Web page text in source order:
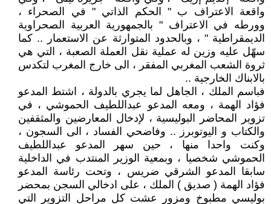
واقعة الاعتراف ب " الحكم الذاتي " في الصحراء ،
وورطه في الاعتراف " بالجمهورية العربية الصحراوية
الديمقراطية " ، وبالحدود المتوارثة عن الاستعمار .. كما
سهّل عليه وزين له عملية نقل العملة الصعبة ، التي هي
ثروة الشعب المغربي المفقر ، الى خارج المغرب لتكدس
بالابناك الخارجية ..
فباسم الملك ، الجاهل لما يجري بالدولة ، اشتط المدعو
فؤاد الهمة ، ومعه المدعو عبداللطيف الحموشي ، في
تزوير المحاضر البوليسية ، لإدخال المعارضين والمثقفين
والكتاب و اليوتوبرز .. وفاضحي الفساد ، الى السجون ،
وكنت واحدا منها ، حين سهر المدعو عبداللطيف
الحموشي شخصيا ، وبمعية الوزير المنتدب في الداخلية
سابقا المدعو الشرقي ضريس ، وتحت رئاسة المدعو
فؤاد الهمة ( صديق ) الملك ، على ادخالي السجن بمحضر
بوليسي مطبوخ ومزور عشت كل مراحل التزوير التي